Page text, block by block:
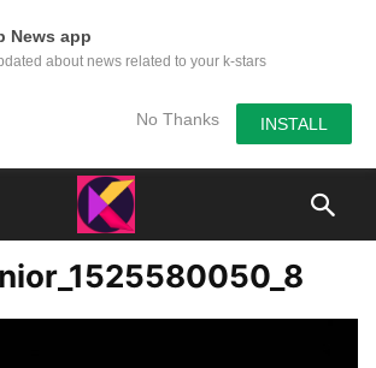
News app
about news related to your k-stars
No Thanks INSTALL